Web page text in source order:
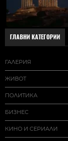
ГЛАВНИ КАТЕГОРИИ
ГАЛЕРИЯ
ЖИВОТ
ПОЛИТИКА
БИЗНЕС
КИНО И СЕРИАЛИ